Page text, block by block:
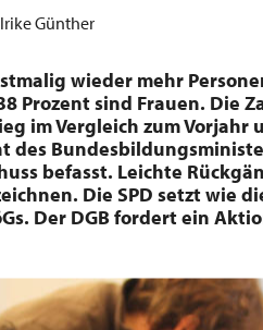
Günther
wieder mehr
Prozent sind Frauen. Die
im Vergleich zum Vorjahr
des
befasst. Leichte
Die SPD setzt wie
Der DGB fordert ein